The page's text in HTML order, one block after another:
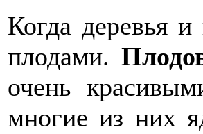
Когда деревья
плодами.
очень
многие из них